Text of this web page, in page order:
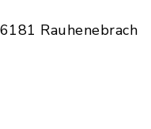
Rauhenebrach